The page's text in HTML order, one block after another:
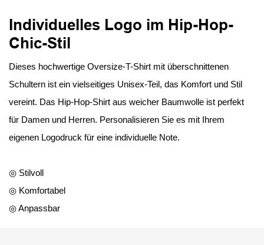
Individuelles Logo im Hip-Hop-
Chic-Stil
Dieses hochwertige Oversize-T-Shirt mit überschnittenen
Schultern ist ein vielseitiges Unisex-Teil, das Komfort und Stil
vereint. Das Hip-Hop-Shirt aus weicher Baumwolle ist perfekt
für Damen und Herren. Personalisieren Sie es mit Ihrem
eigenen Logodruck für eine individuelle Note.
◎ Stilvoll
◎ Komfortabel
◎ Anpassbar